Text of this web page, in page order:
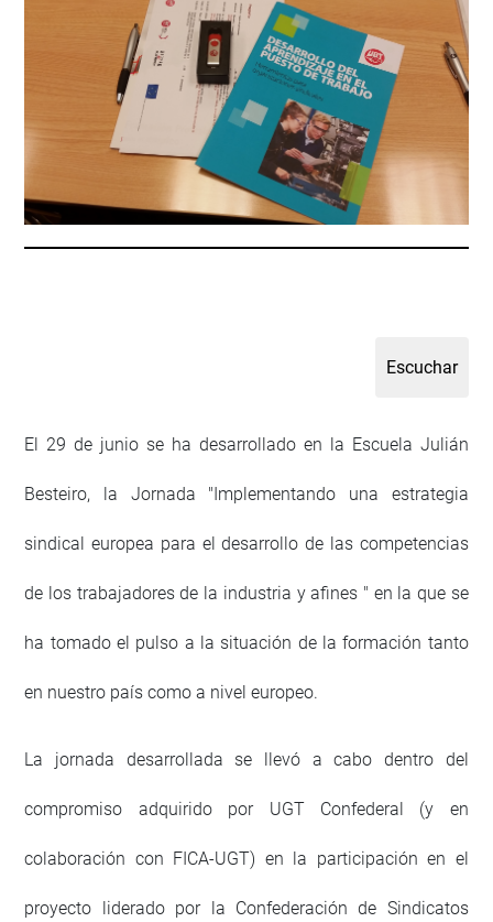
El 29 de junio se ha desarrollado en la Escuela Julián
Besteiro, la Jornada "Implementando una estrategia
sindical europea para el desarrollo de las competencias
de los trabajadores de la industria y afines " en la que se
ha tomado el pulso a la situación de la formación tanto
en nuestro país como a nivel europeo.
La jornada desarrollada se llevó a cabo dentro del
compromiso adquirido por UGT Confederal (y en
colaboración con FICA-UGT) en la participación en el
proyecto liderado por la Confederación de Sindicatos